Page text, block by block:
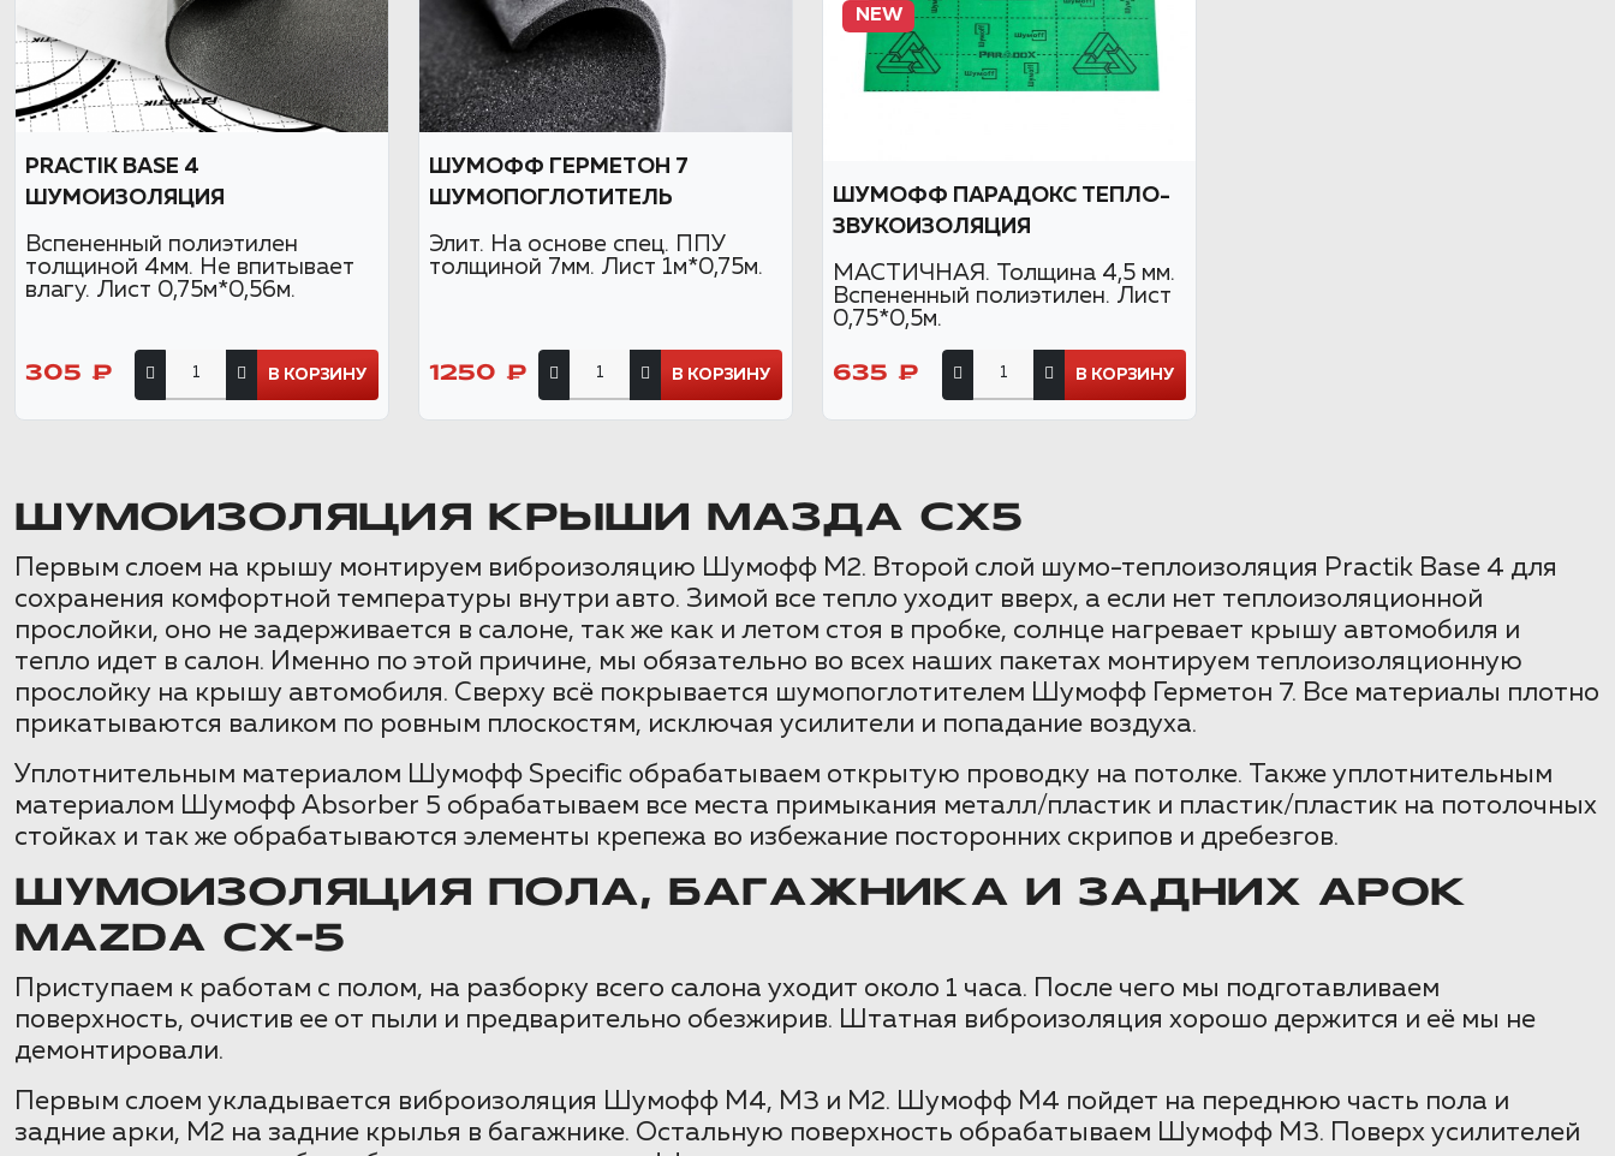
PRACTIK BASE 4
ШУМОИЗОЛЯЦИЯ
Вспененный полиэтилен
толщиной 4мм. Не впитывает
влагу. Лист 0,75м*0,56м.
305 ₽ В КОРЗИНУ
ШУМОФФ ГЕРМЕТОН 7
ШУМОПОГЛОТИТЕЛЬ
Элит. На основе спец. ППУ
толщиной 7мм. Лист 1м*0,75м.
1250 ₽ В КОРЗИНУ
NEW
ШУМОФФ ПАРАДОКС ТЕПЛО-
ЗВУКОИЗОЛЯЦИЯ
МАСТИЧНАЯ. Толщина 4,5 мм.
Вспененный полиэтилен. Лист
0,75*0,5м.
635 ₽ В КОРЗИНУ
ШУМОИЗОЛЯЦИЯ КРЫШИ МАЗДА СХ5
Первым слоем на крышу монтируем виброизоляцию Шумофф М2. Второй слой шумо-теплоизоляция Practik Base 4 для
сохранения комфортной температуры внутри авто. Зимой все тепло уходит вверх, а если нет теплоизоляционной
прослойки, оно не задерживается в салоне, так же как и летом стоя в пробке, солнце нагревает крышу автомобиля и
тепло идет в салон. Именно по этой причине, мы обязательно во всех наших пакетах монтируем теплоизоляционную
прослойку на крышу автомобиля. Сверху всё покрывается шумопоглотителем Шумофф Герметон 7. Все материалы плотно
прикатываются валиком по ровным плоскостям, исключая усилители и попадание воздуха.
Уплотнительным материалом Шумофф Specific обрабатываем открытую проводку на потолке. Также уплотнительным
материалом Шумофф Absorber 5 обрабатываем все места примыкания металл/пластик и пластик/пластик на потолочных
стойках и так же обрабатываются элементы крепежа во избежание посторонних скрипов и дребезгов.
ШУМОИЗОЛЯЦИЯ ПОЛА, БАГАЖНИКА И ЗАДНИХ АРОК
MAZDA CX-5
Приступаем к работам с полом, на разборку всего салона уходит около 1 часа. После чего мы подготавливаем
поверхность, очистив ее от пыли и предварительно обезжирив. Штатная виброизоляция хорошо держится и её мы не
демонтировали.
Первым слоем укладывается виброизоляция Шумофф М4, М3 и М2. Шумофф М4 пойдет на переднюю часть пола и
задние арки, М2 на задние крылья в багажнике. Остальную поверхность обрабатываем Шумофф М3. Поверх усилителей